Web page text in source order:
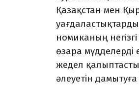
Қазақстан мен
номика­ның
өзара мүдделерді
жедел
әле­уетін